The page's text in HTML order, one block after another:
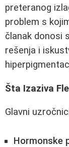
preteranog
problem s
članak donosi
rešenja i
Šta Izaziva
Glavni
Hormonske